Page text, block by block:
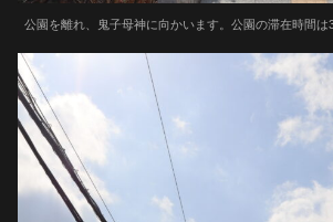
公園を離れ、鬼子母神に向かいます。公園の滞在時間は